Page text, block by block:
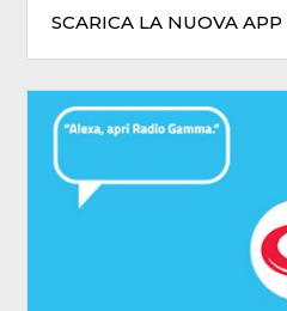
SCARICA LA NUOVA APP